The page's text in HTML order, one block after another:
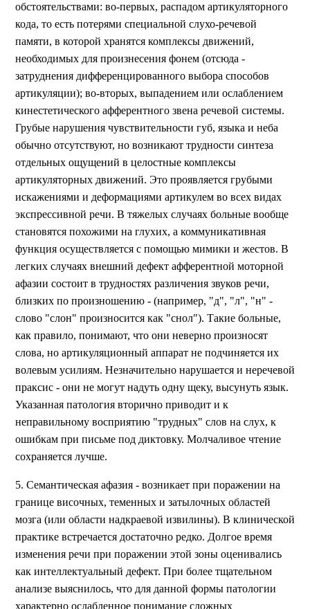
обстоятельствами: во-первых, распадом артикуляторного
кода, то есть потерями специальной слухо-речевой
памяти, в которой хранятся комплексы движений,
необходимых для произнесения фонем (отсюда -
затруднения дифференцированного выбора способов
артикуляции); во-вторых, выпадением или ослаблением
кинестетического афферентного звена речевой системы.
Грубые нарушения чувствительности губ, языка и неба
обычно отсутствуют, но возникают трудности синтеза
отдельных ощущений в целостные комплексы
артикуляторных движений. Это проявляется грубыми
искажениями и деформациями артикулем во всех видах
экспрессивной речи. В тяжелых случаях больные вообще
становятся похожими на глухих, а коммуникативная
функция осуществляется с помощью мимики и жестов. В
легких случаях внешний дефект афферентной моторной
афазии состоит в трудностях различения звуков речи,
близких по произношению - (например, "д", "л", "н" -
слово "слон" произносится как "снол"). Такие больные,
как правило, понимают, что они неверно произносят
слова, но артикуляционный аппарат не подчиняется их
волевым усилиям. Незначительно нарушается и неречевой
праксис - они не могут надуть одну щеку, высунуть язык.
Указанная патология вторично приводит и к
неправильному восприятию "трудных" слов на слух, к
ошибкам при письме под диктовку. Молчаливое чтение
сохраняется лучше.
5. Семантическая афазия - возникает при поражении на
границе височных, теменных и затылочных областей
мозга (или области надкраевой извилины). В клинической
практике встречается достаточно редко. Долгое время
изменения речи при поражении этой зоны оценивались
как интеллектуальный дефект. При более тщательном
анализе выяснилось, что для данной формы патологии
характерно ослабленное понимание сложных